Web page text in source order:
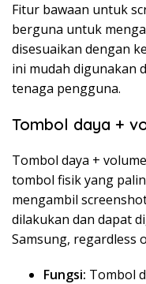
Fitur bawaan untuk
berguna untuk
disesuaikan dengan
ini mudah digunakan
tenaga pengguna.
Tombol daya +
Tombol daya +
tombol fisik yang
mengambil
dilakukan dan dapat
Samsung, regardless
Fungsi: Tombol